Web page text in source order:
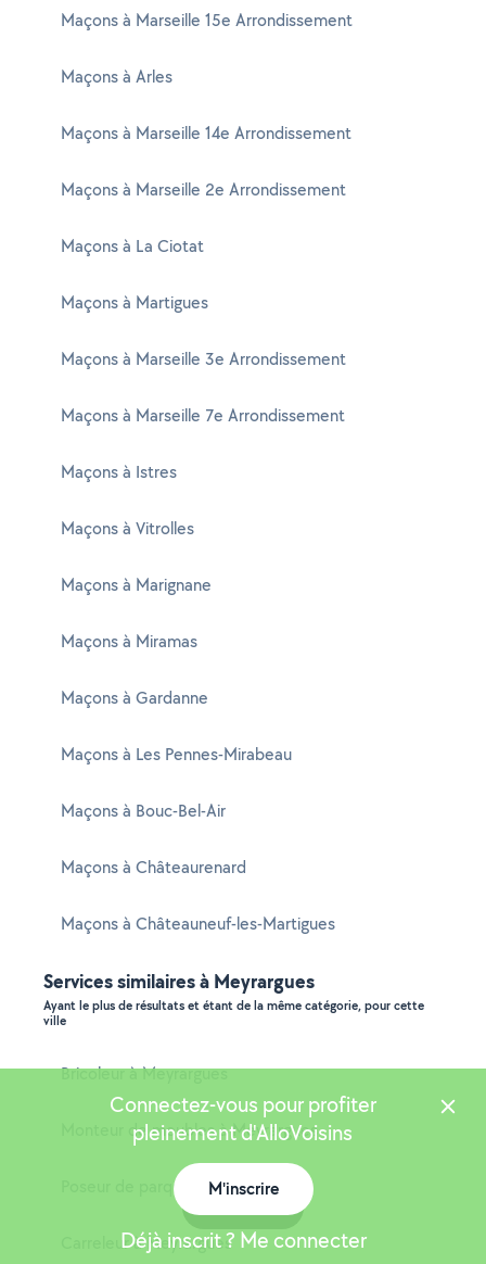
Maçons à Marseille 15e Arrondissement
Maçons à Arles
Maçons à Marseille 14e Arrondissement
Maçons à Marseille 2e Arrondissement
Maçons à La Ciotat
Maçons à Martigues
Maçons à Marseille 3e Arrondissement
Maçons à Marseille 7e Arrondissement
Maçons à Istres
Maçons à Vitrolles
Maçons à Marignane
Maçons à Miramas
Maçons à Gardanne
Maçons à Les Pennes-Mirabeau
Maçons à Bouc-Bel-Air
Maçons à Châteaurenard
Maçons à Châteauneuf-les-Martigues
Services similaires à Meyrargues
Ayant le plus de résultats et étant de la même catégorie, pour cette
ville
Bricoleur à Meyrargues
Monteur de meubles à Meyrargues
Poseur de parquet à Meyrargues
Carreleur à Meyrargues
Connectez-vous pour profiter
pleinement d'AlloVoisins
M'inscrire
Déjà inscrit ? Me connecter